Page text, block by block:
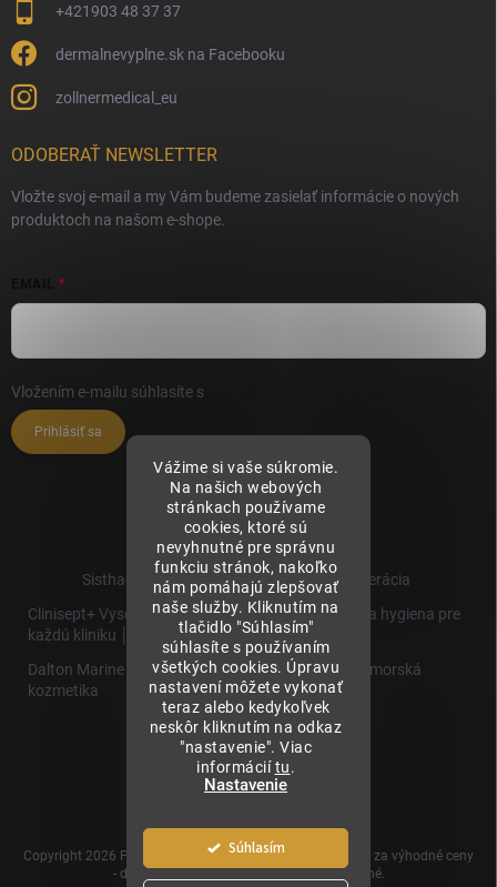
Vážime si vaše súkromie.
Na našich webových
stránkach používame
cookies, ktoré sú
nevyhnutné pre správnu
funkciu stránok, nakoľko
nám pomáhajú zlepšovať
naše služby. Kliknutím na
tlačidlo "Súhlasím"
súhlasíte s používaním
všetkých cookies. Úpravu
nastavení môžete vykonať
teraz alebo kedykoľvek
neskôr kliknutím na odkaz
"nastavenie". Viac
informáciítu.
Nastavenie
Súhlasím
+421903 48 37 37
dermalnevyplne.sk na Facebooku
zollnermedical_eu
ODOBERAŤ NEWSLETTER
Vložte svoj e-mail a my Vám budeme zasielať informácie o nových
produktoch na našom e-shope.
Vložením e-mailu súhlasíte s
Prihlásiť sa
Sisthaema.sk - Skutočná Dermálna Regenerácia
Clinisept+ Vysoko účinné čistenie a antimikrobiálna hygiena pre
každú kliniku │
Dalton Marine Cosmetics - Kvalitná profesionálna morská
kozmetika
Sisthaema
Hevo T
│Skutočná
Biorevitalizácia
Copyright 2026 Prémiové produkty pre estetickú medicínu za výhodné ceny
- dermalnevyplne.sk. Všetky práva vyhradené.